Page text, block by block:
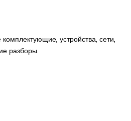
устройства, сети,
разборы.